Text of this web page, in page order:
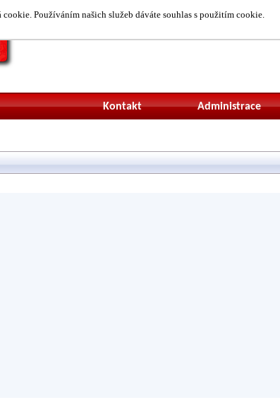
cookie. Používáním našich služeb dáváte souhlas s použitím cookie.
Administrace
Kontakt